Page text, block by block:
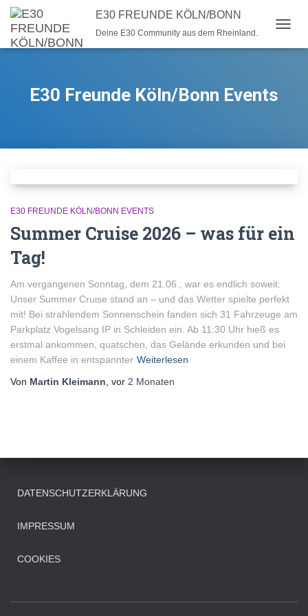
E30 FREUNDE KÖLN/BONN
Deine E30 Community aus dem Rheinland.
E30 Freunde Köln/Bonn Events
E30 FREUNDE KÖLN/BONN EVENTS
Summer Cruise 2026 – was für ein
Tag!
Am vergangenen Sonntag, dem 21.06., war es endlich soweit:
Unser Summer Cruise stand an – und das Wetter spielte perfekt
mit! Bei strahlendem Sonnenschein fanden sich 31 Fahrzeuge am
Parkplatz Vogelsang IP in Schleiden ein. Ab 11:30 Uhr hieß es
erstmal ankommen, quatschen, das Gelände erkunden und bei
einem Kaffee in entspannter Weiterlesen
Von Martin Kleimann , vor 2 Monaten
DATENSCHUTZERKLÄRUNG
IMPRESSUM
COOKIES